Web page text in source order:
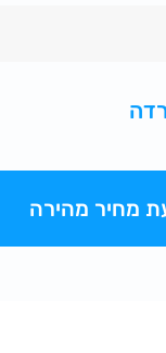
מחיר מהירה